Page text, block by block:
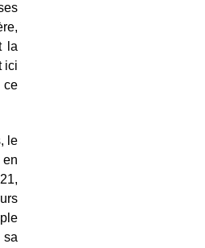
la
ici
ce
le
sa